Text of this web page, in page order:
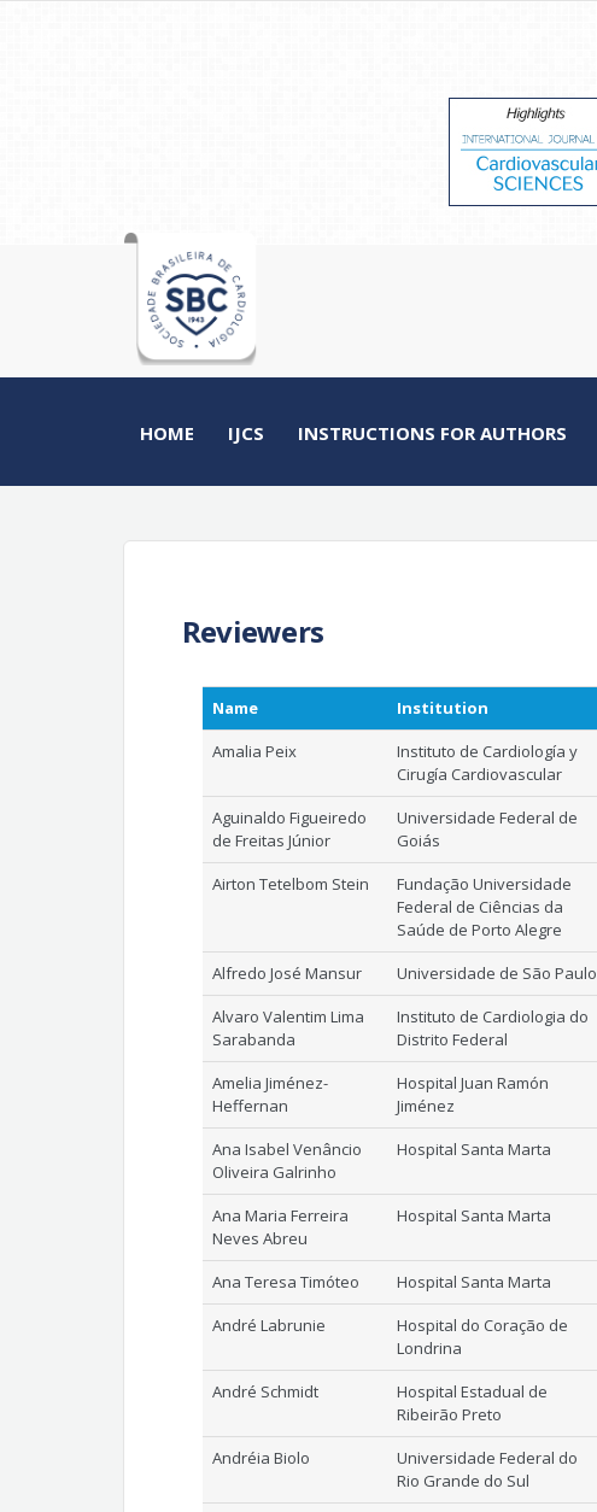
HOME IJCS INSTRUCTIONS FOR AUTHORS
Reviewers
Name Institution
Amalia Peix
Instituto de Cardiología y
Cirugía Cardiovascular
Aguinaldo Figueiredo
de Freitas Júnior
Universidade Federal de
Goiás
Airton Tetelbom Stein
Fundação Universidade
Federal de Ciências da
Saúde de Porto Alegre
Alfredo José Mansur Universidade de São Paulo
Alvaro Valentim Lima
Sarabanda
Instituto de Cardiologia do
Distrito Federal
Amelia Jiménez-
Heffernan
Hospital Juan Ramón
Jiménez
Ana Isabel Venâncio
Oliveira Galrinho
Hospital Santa Marta
Ana Maria Ferreira
Neves Abreu
Hospital Santa Marta
Ana Teresa Timóteo Hospital Santa Marta
André Labrunie
Hospital do Coração de
Londrina
André Schmidt
Hospital Estadual de
Ribeirão Preto
Andréia Biolo
Universidade Federal do
Rio Grande do Sul